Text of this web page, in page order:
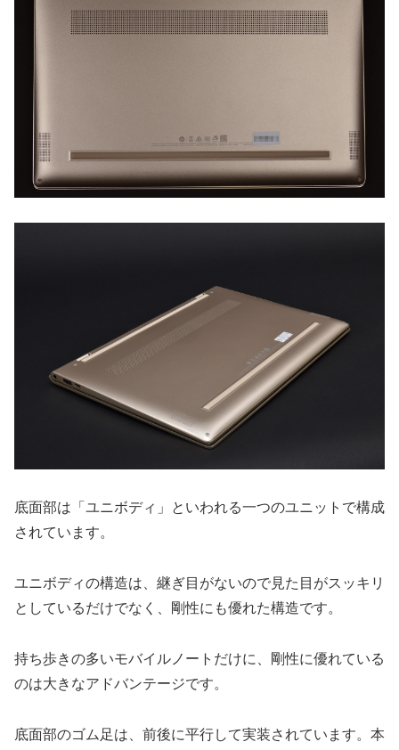
底面部は「ユニボディ」といわれる一つのユニットで構成
されています。
ユニボディの構造は、継ぎ目がないので見た目がスッキリ
としているだけでなく、剛性にも優れた構造です。
持ち歩きの多いモバイルノートだけに、剛性に優れている
のは大きなアドバンテージです。
底面部のゴム足は、前後に平行して実装されています。本